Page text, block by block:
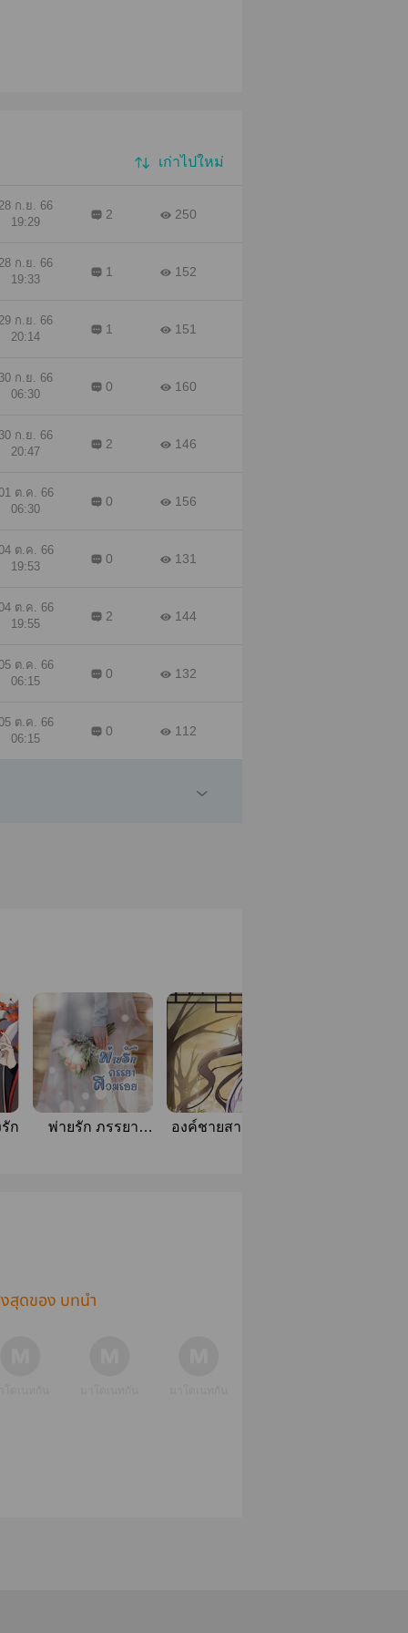
เก่าไปใหม่
28 ก.ย. 66
19:29
2 250
28 ก.ย. 66
19:33
1 152
29 ก.ย. 66
20:14
1 151
30 ก.ย. 66
06:30
0 160
30 ก.ย. 66
20:47
2 146
ต.ค. 66
06:30
0 156
ต.ค. 66
19:53
0 131
ต.ค. 66
19:55
2 144
ต.ค. 66
06:15
0 132
ต.ค. 66
06:15
0 112
ก
พ่ายรัก ภรรยา
องค์ชายสาม (เปิ่น
สุดของ บทนำ